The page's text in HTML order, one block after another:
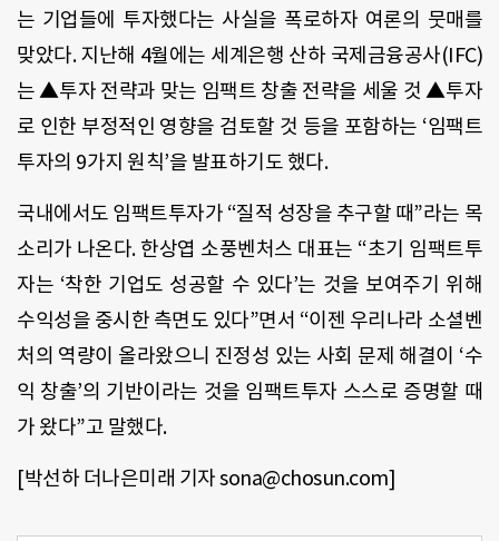
는 기업들에 투자했다는 사실을 폭로하자 여론의 뭇매를
맞았다. 지난해 4월에는 세계은행 산하 국제금융공사(IFC)
는 ▲투자 전략과 맞는 임팩트 창출 전략을 세울 것 ▲투자
로 인한 부정적인 영향을 검토할 것 등을 포함하는 ‘임팩트
투자의 9가지 원칙’을 발표하기도 했다.
국내에서도 임팩트투자가 “질적 성장을 추구할 때”라는 목
소리가 나온다. 한상엽 소풍벤처스 대표는 “초기 임팩트투
자는 ‘착한 기업도 성공할 수 있다’는 것을 보여주기 위해
수익성을 중시한 측면도 있다”면서 “이젠 우리나라 소셜벤
처의 역량이 올라왔으니 진정성 있는 사회 문제 해결이 ‘수
익 창출’의 기반이라는 것을 임팩트투자 스스로 증명할 때
가 왔다”고 말했다.
[박선하 더나은미래 기자 sona@chosun.com]